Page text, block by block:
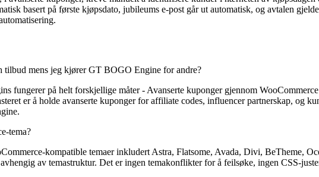
basert på første kjøpsdato, jubileums e-post går ut automatisk, og avtalen
tilbud mens jeg kjører GT BOGO Engine for andre?
fungerer på helt forskjellige måter - Avanserte kuponger gjennom
er å holde avanserte kuponger for affiliate codes, influencer partnerskap, og
tema?
kompatible temaer inkludert Astra, Flatsome, Avada, Divi, BeTheme,
av temastruktur. Det er ingen temakonflikter for å feilsøke, ingen CSS-